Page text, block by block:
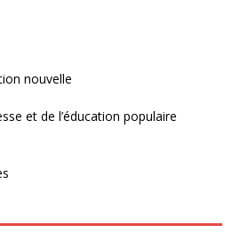
nouvelle
et de l’éducation populaire